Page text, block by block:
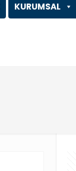
KURUMSAL